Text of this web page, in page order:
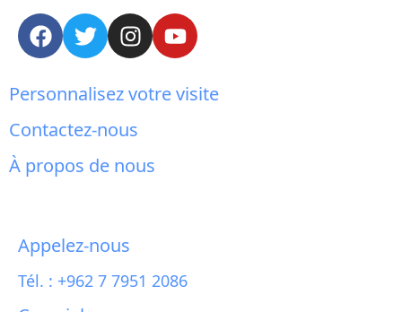
Personnalisez votre visite
Contactez-nous
À propos de nous
Appelez-nous
Tél. : +962 7 7951 2086